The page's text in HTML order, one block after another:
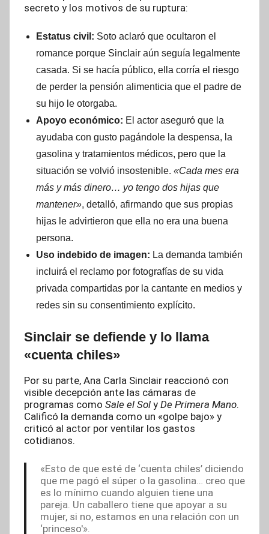
secreto y los motivos de su ruptura:
Estatus civil: Soto aclaró que ocultaron el
romance porque Sinclair aún seguía legalmente
casada. Si se hacía público, ella corría el riesgo
de perder la pensión alimenticia que el padre de
su hijo le otorgaba.
Apoyo económico: El actor aseguró que la
ayudaba con gusto pagándole la despensa, la
gasolina y tratamientos médicos, pero que la
situación se volvió insostenible. «Cada mes era
más y más dinero… yo tengo dos hijas que
mantener», detalló, afirmando que sus propias
hijas le advirtieron que ella no era una buena
persona.
Uso indebido de imagen: La demanda también
incluirá el reclamo por fotografías de su vida
privada compartidas por la cantante en medios y
redes sin su consentimiento explícito.
Sinclair se defiende y lo llama
«cuenta chiles»
Por su parte, Ana Carla Sinclair reaccionó con
visible decepción ante las cámaras de
programas como Sale el Sol y De Primera Mano.
Calificó la demanda como un «golpe bajo» y
criticó al actor por ventilar los gastos
cotidianos.
«Esto de que esté de ‘cuenta chiles’ diciendo
que me pagó el súper o la gasolina… creo que
es lo mínimo cuando alguien tiene una
pareja. Un caballero tiene que apoyar a su
mujer, si no, estamos en una relación con un
‘princeso'».